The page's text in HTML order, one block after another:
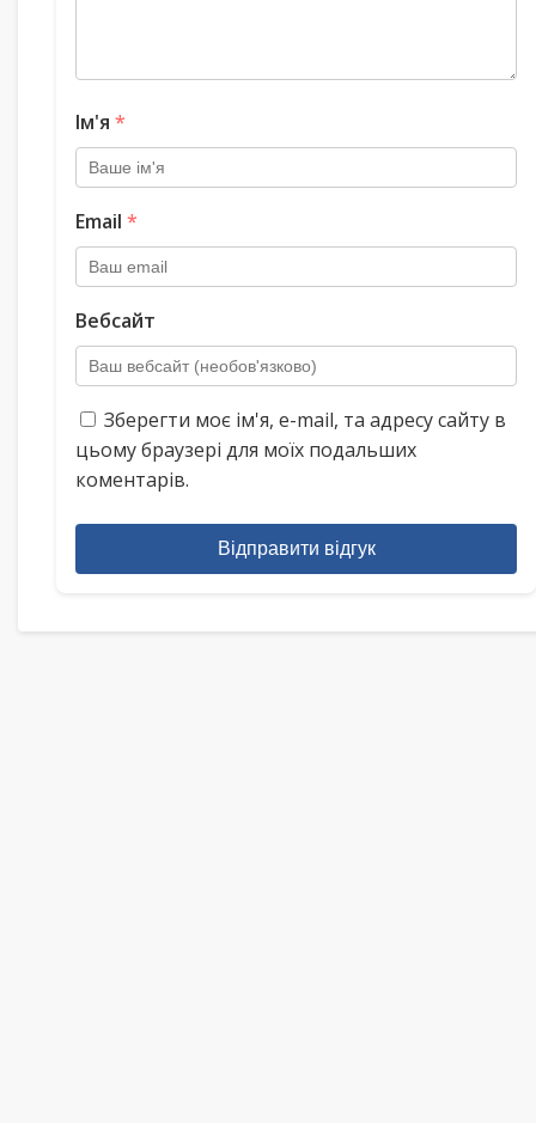
Ім'я *
Email *
Вебсайт
Зберегти моє ім'я, e-mail, та адресу сайту в
цьому браузері для моїх подальших
коментарів.
Відправити відгук